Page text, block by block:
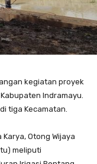
kegiatan proyek
Indramayu.
tiga Kecamatan.
Otong Wijaya
meliputi